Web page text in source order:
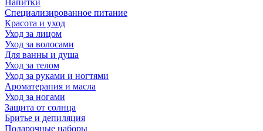
Напитки
Специализированное питание
Красота и уход
Уход за лицом
Уход за волосами
Для ванны и душа
Уход за телом
Уход за руками и ногтями
Ароматерапия и масла
Уход за ногами
Защита от солнца
Бритье и депиляция
Подарочные наборы